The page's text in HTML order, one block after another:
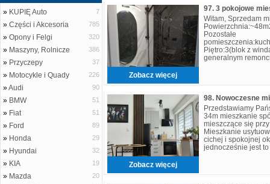
» KUPIĘ Auto 7
» Części i Akcesoria 785
» Opony i Felgi 320
» Maszyny, Rolnicze 386
» Przyczepy 37
» Motocykle i Quady 226
»Audi 90
» BMW 51
» Fiat 51
» Ford 89
» Honda 29
» Hyundai 32
» KIA 19
» Mazda 20
Zobacz więcej
Witam, Sprzedam
Pozostałe
Piętro:3(blok z
generalnym
Zobacz więcej
Przedstawiamy
34m mieszkanie
mieszczące się
Mieszkanie
cichej i spokojnej
jednocześnie jest